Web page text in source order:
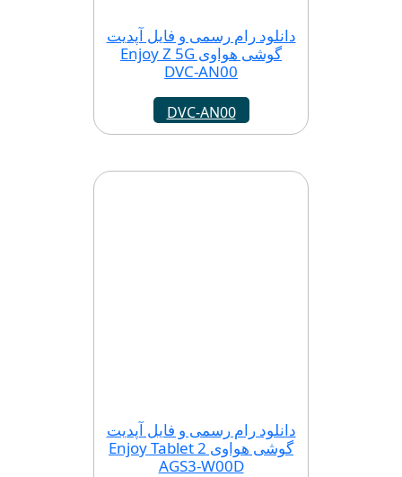
دانلود رام رسمی و فایل آپدیت
گوشی هواوی Enjoy Z 5G
DVC-AN00
DVC-AN00
دانلود رام رسمی و فایل آپدیت
گوشی هواوی Enjoy Tablet 2
AGS3-W00D